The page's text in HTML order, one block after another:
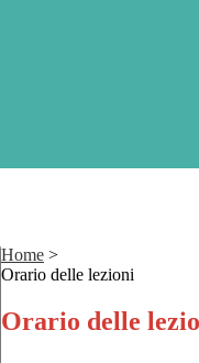
Home >
Orario delle lezioni
Orario delle